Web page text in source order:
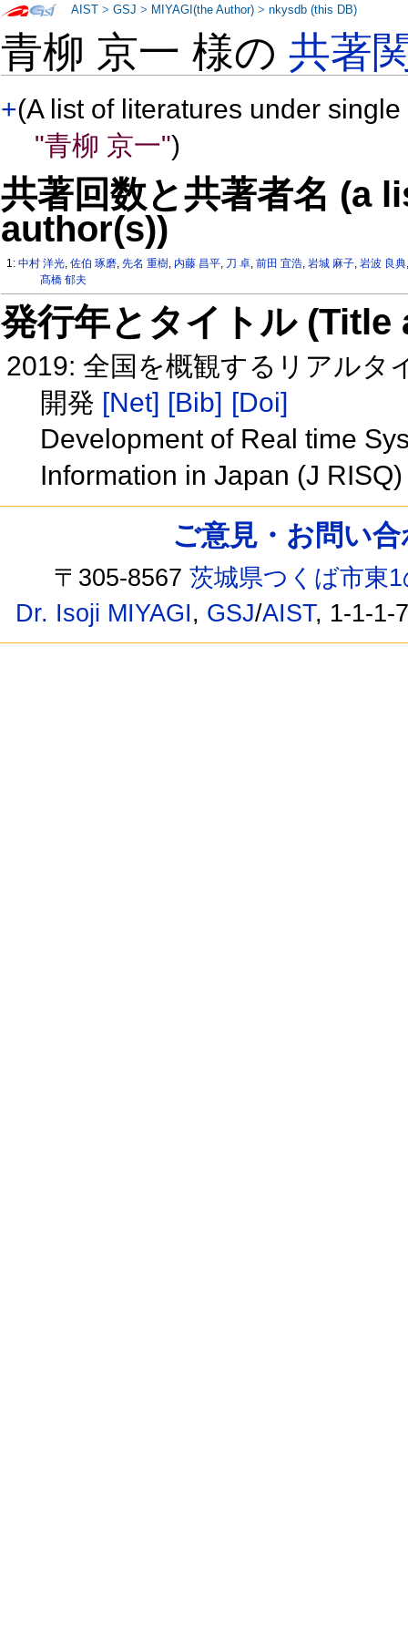
青柳 京一 様の共著
+(A list of literatures under
"青柳 京一")
共著回数と共著者名 (a
author(s))
1:中村 洋光,佐伯 琢磨,先名 重樹, 内藤 昌平, 刀 卓,前田 宜浩,岩城 麻子,岩波 良典
髙橋 郁夫
発行年とタイトル
2019: 全国を概観するリアルタ
開発 [Net] [Bib] [Doi]
Development of Real time
Information in Japan (J
AIST >GSJ > MIYAGI(the Author) >nkysdb (this DB)
ご意見・お問い
〒305-8567茨城県つくば市東
Dr. Isoji MIYAGI, GSJ/AIST, 1-1-1-